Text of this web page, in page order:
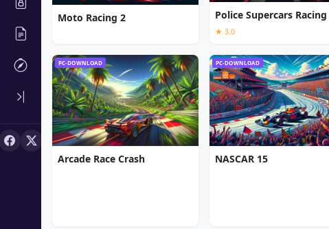
Moto Racing 2 Police Supercars Racing
★ 3,0
PC-DOWNLOAD
Arcade Race Crash
PC-DOWNLOAD
NASCAR 15